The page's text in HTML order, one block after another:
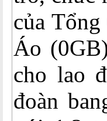
của
Áo
cho lao
đoàn